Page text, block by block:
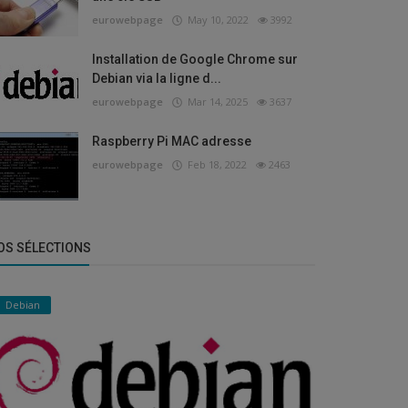
eurowebpage May 10, 2022 3992
Installation de Google Chrome sur
Debian via la ligne d...
eurowebpage Mar 14, 2025 3637
Raspberry Pi MAC adresse
eurowebpage Feb 18, 2022 2463
SÉLECTIONS
Debian